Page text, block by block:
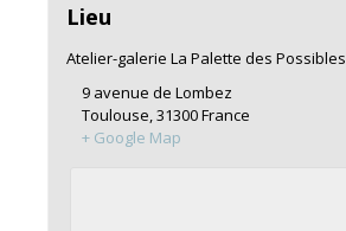
Lieu
Atelier-galerie La Palette des Possibles
9 avenue de Lombez
Toulouse,31300France
+ Google Map